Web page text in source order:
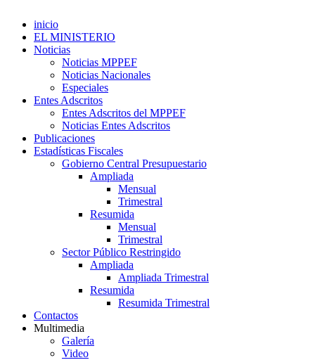
inicio
EL MINISTERIO
Noticias
Noticias MPPEF
Noticias Nacionales
Especiales
Entes Adscritos
Entes Adscritos del MPPEF
Noticias Entes Adscritos
Publicaciones
Estadísticas Fiscales
Gobierno Central Presupuestario
Ampliada
Mensual
Trimestral
Resumida
Mensual
Trimestral
Sector Público Restringido
Ampliada
Ampliada Trimestral
Resumida
Resumida Trimestral
Contactos
Multimedia
Galería
Video